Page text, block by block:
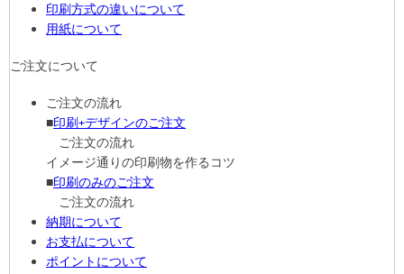
印刷方式の違いについて
用紙について
ご注文について
ご注文の流れ
■印刷+デザインのご注文
ご注文の流れ
イメージ通りの印刷物を作るコツ
■印刷のみのご注文
ご注文の流れ
納期について
お支払について
ポイントについて